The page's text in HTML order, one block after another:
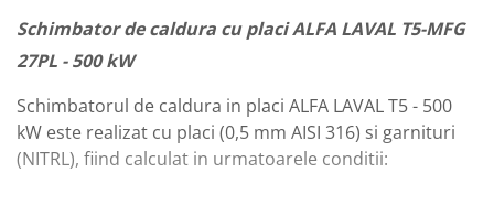
Dulapuri pentru climatizare
Unitati motocondensante
Ventilatoare pentru baie
Ventilatoare pentru tubulatura
Schimbator de caldura cu placi ALFA LAVAL T5-MFG
27PL - 500 kW
Schimbatorul de caldura in placi ALFA LAVAL T5 - 500
kW este realizat cu placi (0,5 mm AISI 316) si garnituri
(NITRL), fiind calculat in urmatoarele conditii: